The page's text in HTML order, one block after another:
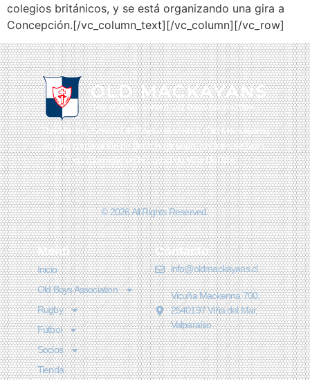
colegios británicos, y se está organizando una gira a
Concepción.[/vc_column_text][/vc_column][/vc_row]
The Mackay School Old Boys Association (Old Mackayans)
es una corporación de derecho privado, sin fines de lucro,
con domicilio en la ciudad de Viña Del Mar
© 2026 All Rights Reserved.
Menú
Inicio
Old Boys Association
Rugby
Fútbol
Socios
Tienda
Contacto
info@oldmackayans.cl
Vicuña Mackenna 700,
2540197 Viña del Mar,
Valparaíso